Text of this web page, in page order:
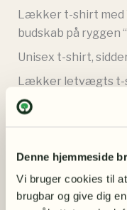
Denne hjemmeside
Vi bruger cookies til
brugbar og give dig
Lækker t-shirt med
budskab på ryggen
Unisex t-shirt,
Lækker letvægts t-
økologisk bomuld
socialt ansvar i
Kvalitet: 150 gsm.
Bomuld er et
naturprodukt og en